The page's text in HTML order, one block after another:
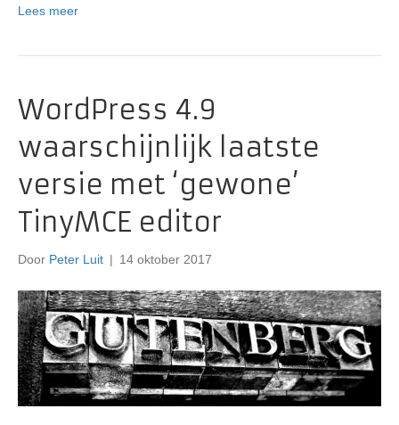
Lees meer
WordPress 4.9
waarschijnlijk laatste
versie met ‘gewone’
TinyMCE editor
Door Peter Luit | 14 oktober 2017